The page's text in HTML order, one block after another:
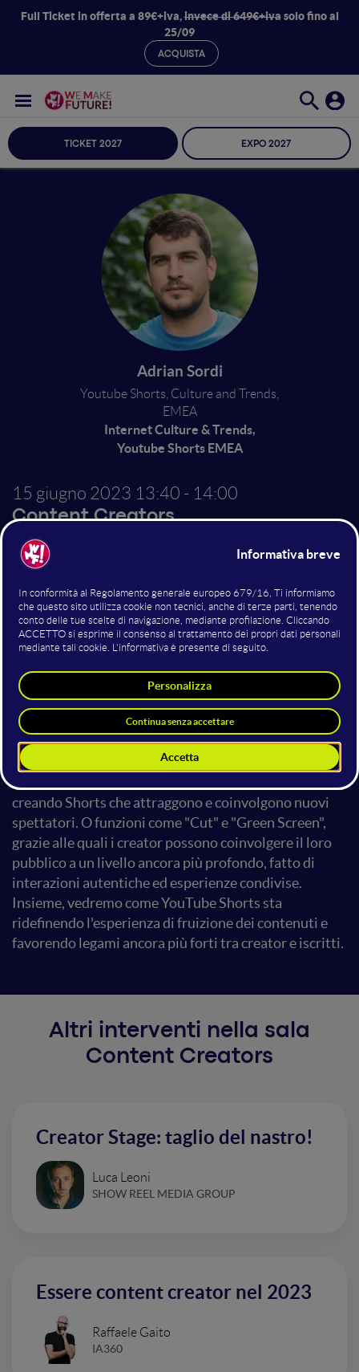
Full Ticket in offerta a 89€+iva,invece di 649€+ivasolo fino al
25/09
ACQUISTA
TICKET 2027 EXPO 2027
Adrian Sordi
Youtube Shorts, Culture and Trends,
EMEA
Internet Culture & Trends,
Youtube Shorts EMEA
15 giugno 2023 13:40 - 14:00
Content Creators
Youtube Shorts: il lato
YouTube Shorts è un ecosistema in crescita fatto di
trend, nuove uscite musicali, scherzi, gameplay e video
Youtube, Shorts si è trasformato in una piattaforma di
discovery per la Generazione Z e non solo, stimolando
la curiosità con frammenti, anteprime e trailer di
video più lunghi. Scopri il potere di funzionalità come
"Clip", che consente ai creatori di tagliare fino a 60
secondi di contenuto dai loro video più lunghi,
creando Shorts che attraggono e coinvolgono nuovi
spettatori. O funzioni come "Cut" e "Green Screen",
grazie alle quali i creator possono coinvolgere il loro
pubblico a un livello ancora più profondo, fatto di
interazioni autentiche ed esperienze condivise.
Insieme, vedremo come YouTube Shorts sta
ridefinendo l'esperienza di fruizione dei contenuti e
favorendo legami ancora più forti tra creator e iscritti.
Altri interventi nella sala
Content Creators
Creator Stage: taglio del nastro!
Luca Leoni
SHOW REEL MEDIA GROUP
Essere content creator nel 2023
Raffaele Gaito
IA360